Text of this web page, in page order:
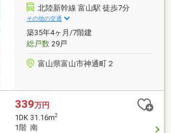
談ください。当社スタッフが、ご納得頂
談をお受けいたします。【0120-011-
いただくか、【オレンジ色資料請求
ン】【赤色見学予約をする（無料）ボタ
い合わせください。
北陸新幹線 富山駅 徒歩7分
その他の交通
築35年4ヶ月/7階建
総戸数29戸
富山県富山市神通町２
339万円
1DK 31.16m2
1階 南